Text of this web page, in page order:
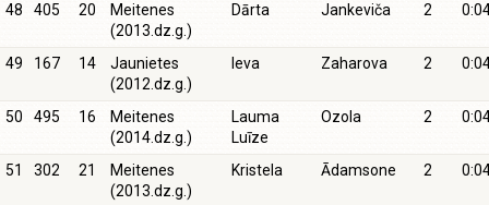
48 405 20
Meitenes
(2013.dz.g.)
Dārta Jankeviča 2
49 167 14
Jaunietes
(2012.dz.g.)
Ieva Zaharova 2
50 495 16
Meitenes
(2014.dz.g.)
Lauma
Luīze
Ozola 2
51 302 21
Meitenes
(2013.dz.g.)
Kristela Ādamsone 2